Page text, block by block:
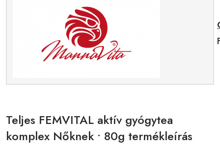
Teljes FEMVITAL aktív gyógytea
komplex Nőknek • 80g termékleírás